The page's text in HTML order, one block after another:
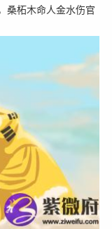
桑柘木命人金水伤官